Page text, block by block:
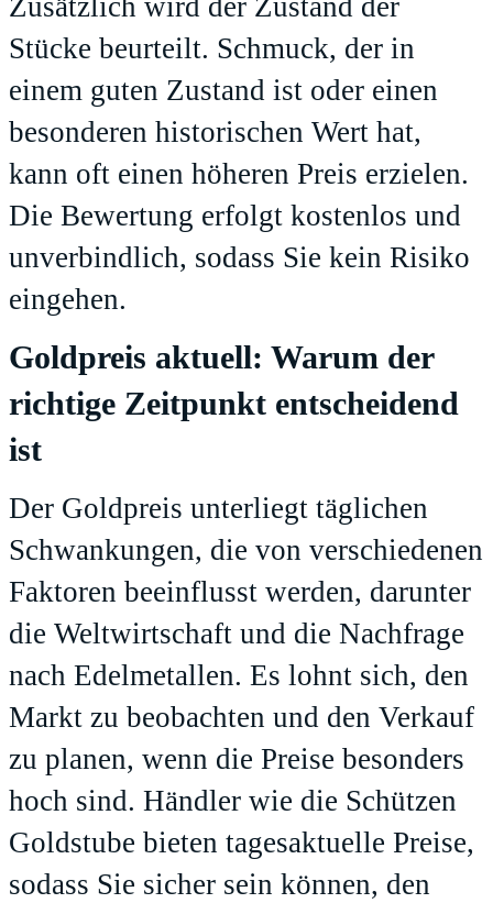
Zusätzlich wird der Zustand der
Stücke beurteilt. Schmuck, der in
einem guten Zustand ist oder einen
besonderen historischen Wert hat,
kann oft einen höheren Preis erzielen.
Die Bewertung erfolgt kostenlos und
unverbindlich, sodass Sie kein Risiko
eingehen.
Goldpreis aktuell: Warum der
richtige Zeitpunkt entscheidend
ist
Der Goldpreis unterliegt täglichen
Schwankungen, die von verschiedenen
Faktoren beeinflusst werden, darunter
die Weltwirtschaft und die Nachfrage
nach Edelmetallen. Es lohnt sich, den
Markt zu beobachten und den Verkauf
zu planen, wenn die Preise besonders
hoch sind. Händler wie die Schützen
Goldstube bieten tagesaktuelle Preise,
sodass Sie sicher sein können, den